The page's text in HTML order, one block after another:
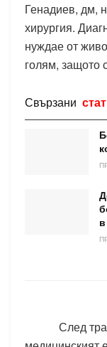
Генадиев, дм,
хирургия.
нуждае от
голям, защото
Свързани
След